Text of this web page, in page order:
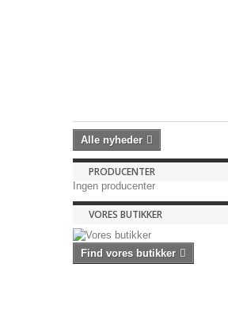
Alle nyheder
PRODUCENTER
Ingen producenter
VORES BUTIKKER
Find vores butikker